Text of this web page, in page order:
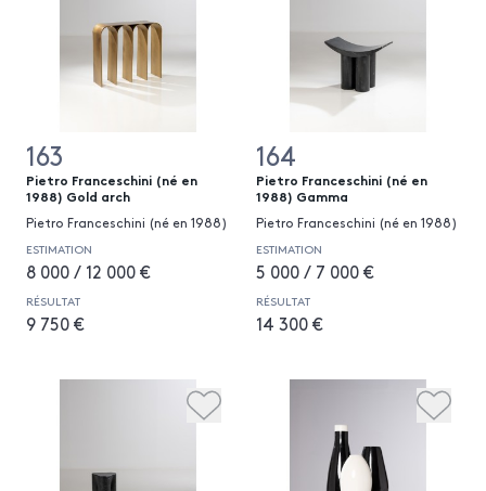
163
Pietro Franceschini (né en
1988) Gold arch
Pietro Franceschini (né en 1988)
ESTIMATION
8 000 / 12 000 €
RÉSULTAT
9 750 €
164
Pietro Franceschini (né en
1988) Gamma
Pietro Franceschini (né en 1988)
ESTIMATION
5 000 / 7 000 €
RÉSULTAT
14 300 €